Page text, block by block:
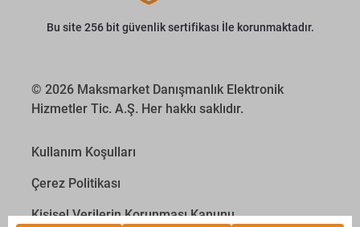
Bu site 256 bit güvenlik sertifikası İle korunmaktadır.
© 2026 Maksmarket Danışmanlık Elektronik
Hizmetler Tic. A.Ş. Her hakkı saklıdır.
Kullanım Koşulları
Çerez Politikası
Kişisel Verilerin Korunması Kanunu